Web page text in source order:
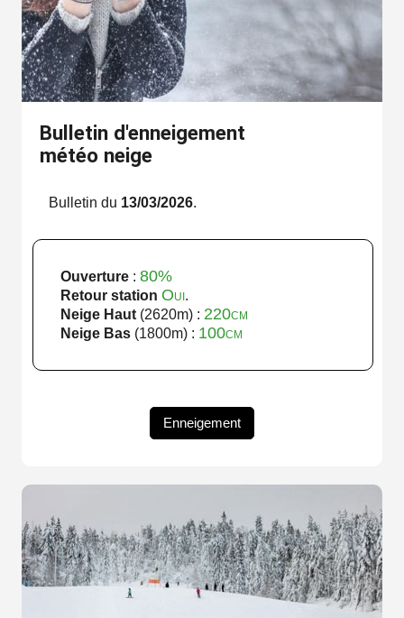
Bulletin d'enneigement
météo neige
Bulletin du 13/03/2026.
Ouverture: 80%
Retour station Oui.
Neige Haut(2620m) : 220cm
Neige Bas(1800m) : 100cm
Enneigement